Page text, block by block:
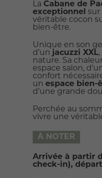
La Cabane de
exceptionnel sur
véritable cocon
bien-être.
Unique en son
d’un jacuzzi XXL
nature. Sa
espace salon,
confort
unespace bien-
d’une grande
Perchée au
vivre une
À NOTER
Arrivée à partir
check-in),